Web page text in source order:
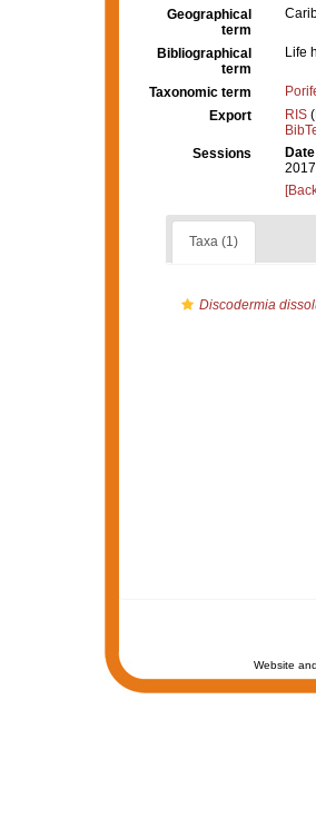
Geographical
term
Bibliographical
term
Life
Taxonomic term
Export
RIS
Sessions
Date
Taxa (1)
Discodermia
Website